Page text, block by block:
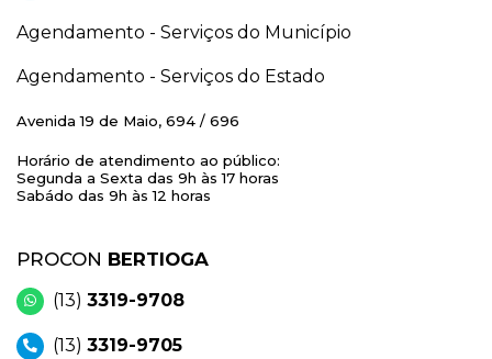
Agendamento - Serviços do Município
Agendamento - Serviços do Estado
Avenida 19 de Maio, 694 / 696
Horário de atendimento ao público:
Segunda a Sexta das 9h às 17 horas
Sabádo das 9h às 12 horas
PROCON BERTIOGA
(13) 3319-9708
(13) 3319-9705